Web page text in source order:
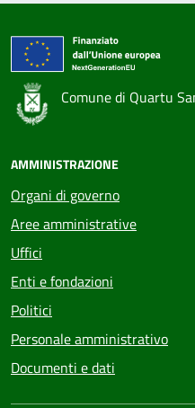
Comune di Quartu
AMMINISTRAZIONE
Organi di governo
Aree amministrative
Uffici
Enti e fondazioni
Politici
Personale amministrativo
Documenti e dati